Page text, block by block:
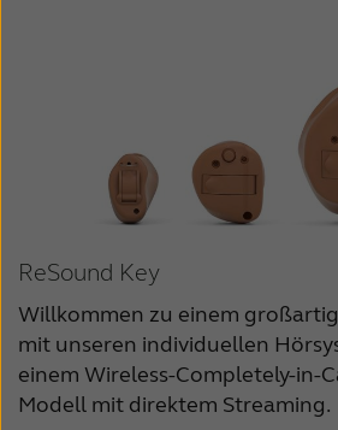
ReSound Key
Willkommen zu einem
mit unseren individuellen
einem Wireless-Completely-in-
Modell mit direktem Streaming.